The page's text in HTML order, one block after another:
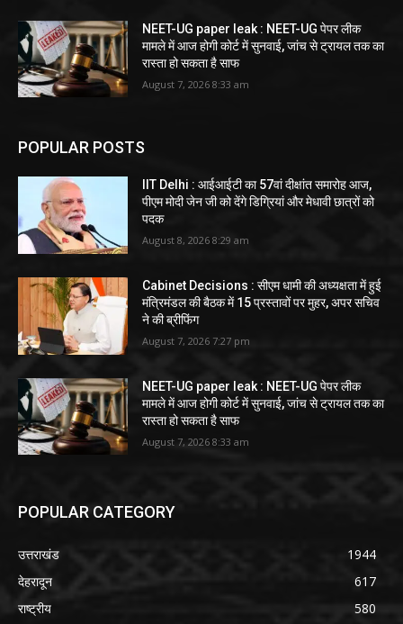
NEET-UG paper leak : NEET-UG पेपर लीक
मामले में आज होगी कोर्ट में सुनवाई, जांच से ट्रायल तक का
रास्ता हो सकता है साफ
August 7, 2026 8:33 am
POPULAR POSTS
IIT Delhi : आईआईटी का 57वां दीक्षांत समारोह आज,
पीएम मोदी जेन जी को देंगे डिग्रियां और मेधावी छात्रों को
पदक
August 8, 2026 8:29 am
Cabinet Decisions : सीएम धामी की अध्यक्षता में हुई
मंत्रिमंडल की बैठक में 15 प्रस्तावों पर मुहर, अपर सचिव
ने की ब्रीफिंग
August 7, 2026 7:27 pm
NEET-UG paper leak : NEET-UG पेपर लीक
मामले में आज होगी कोर्ट में सुनवाई, जांच से ट्रायल तक का
रास्ता हो सकता है साफ
August 7, 2026 8:33 am
POPULAR CATEGORY
उत्तराखंड
1944
देहरादून
617
राष्ट्रीय
580